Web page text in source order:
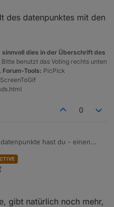
der letzten begegnungen
des datenpunktes mit den
sinnvoll dies in der Überschrift des
Bitte benutzt das Voting rechts unten
Forum-Tools: PicPick
0
hast du - einen
kommt von dem neuen
nicht installiert - daher weiß
inhalt des datenpunktes mit
dazu
gibt natürlich noch mehr,